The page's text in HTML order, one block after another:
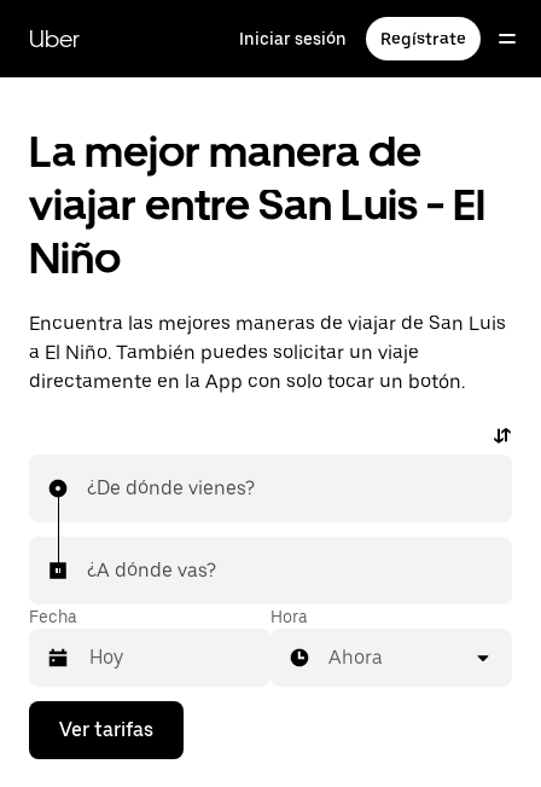
contenido
principal
Uber Iniciar sesión Regístrate
La mejor manera de
viajar entre San Luis - El
Niño
Encuentra las mejores maneras de viajar de San Luis
a El Niño. También puedes solicitar un viaje
directamente en la App con solo tocar un botón.
¿De dónde vienes?
¿A dónde vas?
Fecha
Presiona
flecha
Hora
Ahora
Ver tarifas